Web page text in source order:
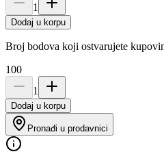
1
Dodaj u korpu
Broj bodova koji ostvarujete
100
1
Dodaj u korpu
Pronađi u prodavnici